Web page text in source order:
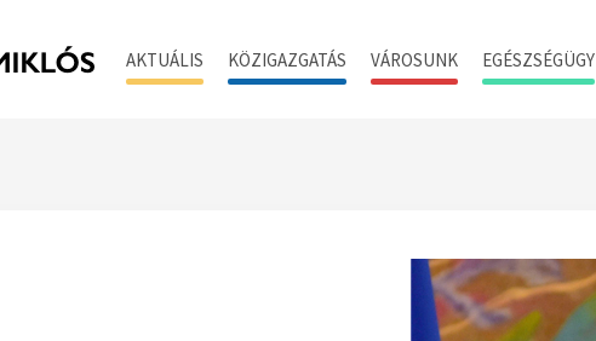
AKTUÁLIS KÖZIGAZGATÁS VÁROSUNK EGÉSZSÉGÜGY